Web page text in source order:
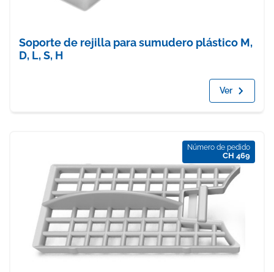
Soporte de rejilla para sumudero plástico M,
D, L, S, H
Ver
Número de pedido
CH 469